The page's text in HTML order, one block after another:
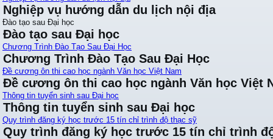
Nghiệp vụ hướng dẫn du lịch nội địa
Đào tạo sau Đại học
Đào tạo sau Đại học
Chương Trình Đào Tạo Sau Đại Học
Chương Trình Đào Tạo Sau Đại Học
Đề cương ôn thi cao học ngành Văn học Việt Nam
Đề cương ôn thi cao học ngành Văn học Việt
Thông tin tuyển sinh sau Đại học
Thông tin tuyển sinh sau Đại học
Quy trình đăng ký học trước 15 tín chỉ trình độ thạc sỹ
Quy trình đăng ký học trước 15 tín chỉ trình